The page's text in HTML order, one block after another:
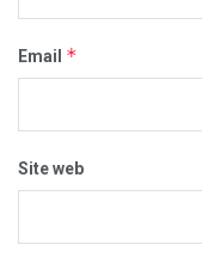
Email *
Site web